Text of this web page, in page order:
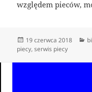
względem pieców,
Data
publikacji
19 czerwca 2018
piecy,serwis piecy